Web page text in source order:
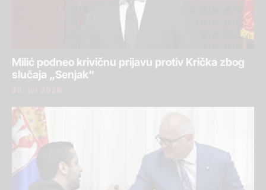
Milić podneo krivičnu prijavu protiv Krička zbog
slučaja „Senjak“
30. jul 2026.